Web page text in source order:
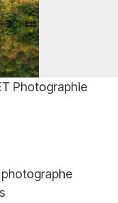
€
Photographie
photographe